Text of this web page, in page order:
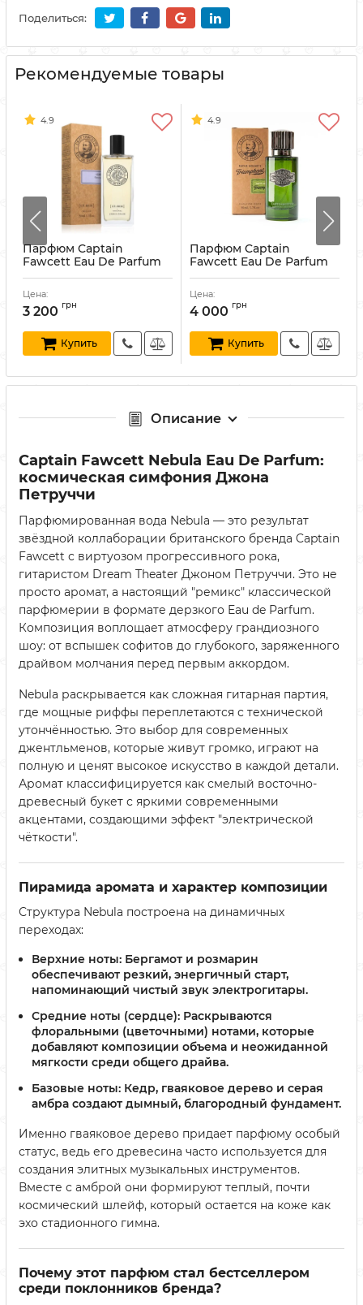
Поделиться:
Рекомендуемые товары
4.9
Парфюм Captain
Fawcett Eau De Parfum
Original 50 мл
Артикул:
Цена:
3 200 грн
Купить
4.9
Парфюм Captain
Fawcett Eau De Parfum
Triumphant 50 мл
Артикул:
Цена:
4 000 грн
Купить
Описание
Captain Fawcett Nebula Eau De Parfum:
космическая симфония Джона
Петруччи
Парфюмированная вода Nebula — это результат
звёздной коллаборации британского бренда Captain
Fawcett с виртуозом прогрессивного рока,
гитаристом Dream Theater Джоном Петруччи. Это не
просто аромат, а настоящий "ремикс" классической
парфюмерии в формате дерзкого Eau de Parfum.
Композиция воплощает атмосферу грандиозного
шоу: от вспышек софитов до глубокого, заряженного
драйвом молчания перед первым аккордом.
Nebula раскрывается как сложная гитарная партия,
где мощные риффы переплетаются с технической
утончённостью. Это выбор для современных
джентльменов, которые живут громко, играют на
полную и ценят высокое искусство в каждой детали.
Аромат классифицируется как смелый восточно-
древесный букет с яркими современными
акцентами, создающими эффект "электрической
чёткости".
Пирамида аромата и характер композиции
Структура Nebula построена на динамичных
переходах:
Верхние ноты: Бергамот и розмарин
обеспечивают резкий, энергичный старт,
напоминающий чистый звук электрогитары.
Средние ноты (сердце): Раскрываются
флоральными (цветочными) нотами, которые
добавляют композиции объема и неожиданной
мягкости среди общего драйва.
Базовые ноты: Кедр, гваяковое дерево и серая
амбра создают дымный, благородный фундамент.
Именно гваяковое дерево придает парфюму особый
статус, ведь его древесина часто используется для
создания элитных музыкальных инструментов.
Вместе с амброй они формируют теплый, почти
космический шлейф, который остается на коже как
эхо стадионного гимна.
Почему этот парфюм стал бестселлером
среди поклонников бренда?